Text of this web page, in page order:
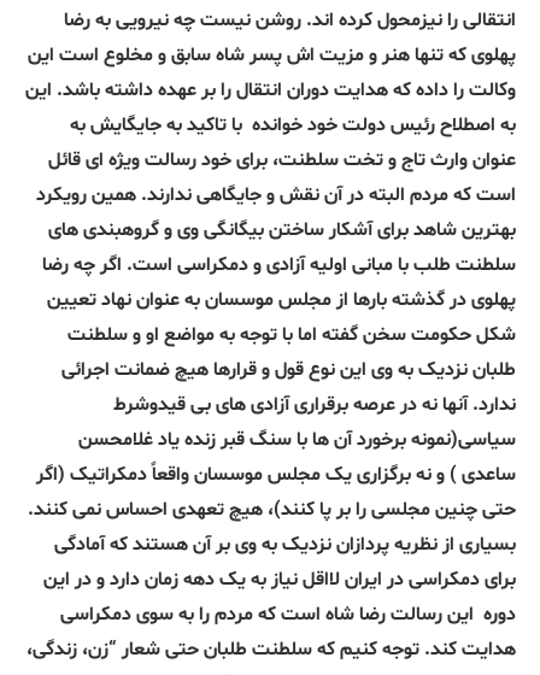
انتقالی را نیزمحول کرده اند. روشن نیست چه نیرویی بهرضا
پهلوی کهتنها هنر و مزیت اش پسر شاه سابق و مخلوع است این
وکالت را داده که هدایت دوران انتقال را بر عهده داشته باشد. این
به اصطلاح رئیس دولت خود خوانده با تاکید به جایگایش به
عنوان وارث تاج و تخت سلطنت، برای خود رسالت ویژه ای قائل
است که مردم البته در آن نقش و جایگاهی ندارند. همین رویکرد
بهترین شاهد برای آشکار ساختن بیگانگی وی و گروهبندی های
سلطنت طلب با مبانی اولیه آزادی و دمکراسی است. اگر چه رضا
پهلوی در گذشته بارها از مجلس موسسان به عنوان نهاد تعیین
شکل حکومت سخن گفته اما با توجه به مواضع او و سلطنت
طلبان نزدیک به وی این نوع قول و قرارها هیچ ضمانت اجرائی
ندارد. آنها نه در عرصه برقراری آزادی های بی قیدوشرط
سیاسی(نمونه برخورد آن ها با سنگ قبر زنده یاد غلامحسن
ساعدی ) و نه برگزاری یک مجلس موسسان واقعاً دمکراتیک (اگر
حتی چنین مجلسی را بر پا کنند)، هیچ تعهدی احساس نمی کنند.
بسیاری از نظریه پردازان نزدیک به وی بر آن هستند که آمادگی
برای دمکراسی در ایران لااقل نیاز به یک دهه زمان دارد و در این
دوره این رسالت رضا شاه است که مردم را به سوی دمکراسی
هدایت کند. توجه کنیم که سلطنت طلبان حتی شعار “زن، زندگی،